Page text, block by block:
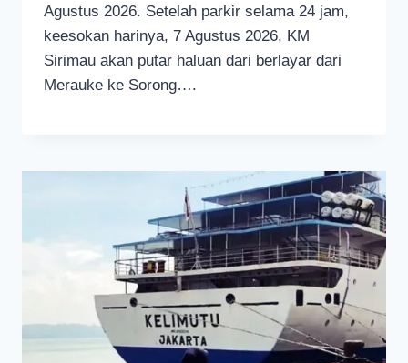
Agustus 2026. Setelah parkir selama 24 jam,
keesokan harinya, 7 Agustus 2026, KM
Sirimau akan putar haluan dari berlayar dari
Merauke ke Sorong….